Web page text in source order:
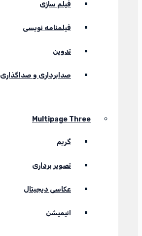
فیلم سازی
فیلمنامه نویسی
تدوین
صدابرداری و صداگذاری
Multipage Three
گریم
تصویر برداری
عکاسی دیجیتال
انیمیشن